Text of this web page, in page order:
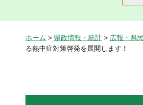
ホーム > 県政情報・統計 > 広報・県
る熱中症対策啓発を展開します！